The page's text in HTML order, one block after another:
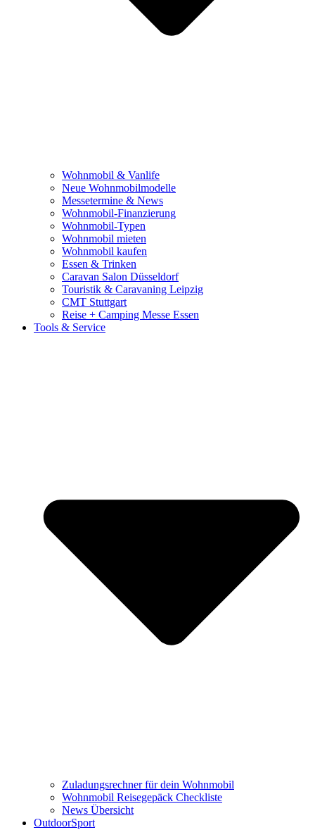
Wohnmobil & Vanlife
Neue Wohnmobilmodelle
Messetermine & News
Wohnmobil-Finanzierung
Wohnmobil-Typen
Wohnmobil mieten
Wohnmobil kaufen
Essen & Trinken
Caravan Salon Düsseldorf
Touristik & Caravaning Leipzig
CMT Stuttgart
Reise + Camping Messe Essen
Tools & Service
Zuladungsrechner für dein Wohnmobil
Wohnmobil Reisegepäck Checkliste
News Übersicht
OutdoorSport